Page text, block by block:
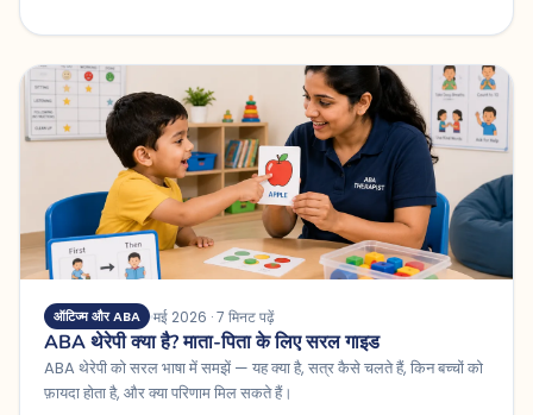
ऑटिज्म और ABA मई 2026 · 7 मिनट पढ़ें
ABA थेरेपी क्या है? माता-पिता के लिए सरल गाइड
ABA थेरेपी को सरल भाषा में समझें — यह क्या है, सत्र कैसे चलते हैं, किन बच्चों को
फ़ायदा होता है, और क्या परिणाम मिल सकते हैं।